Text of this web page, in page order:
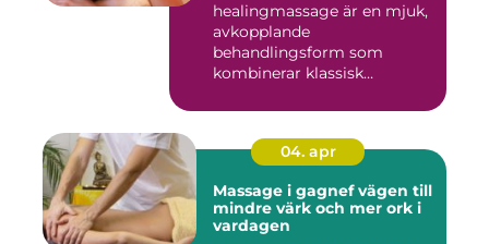
healingmassage är en mjuk,
avkopplande
behandlingsform som
kombinerar klassisk
04. apr
Massage i gagnef vägen till
mindre värk och mer ork i
vardagen